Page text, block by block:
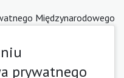
Międzynarodowego
prywatnego